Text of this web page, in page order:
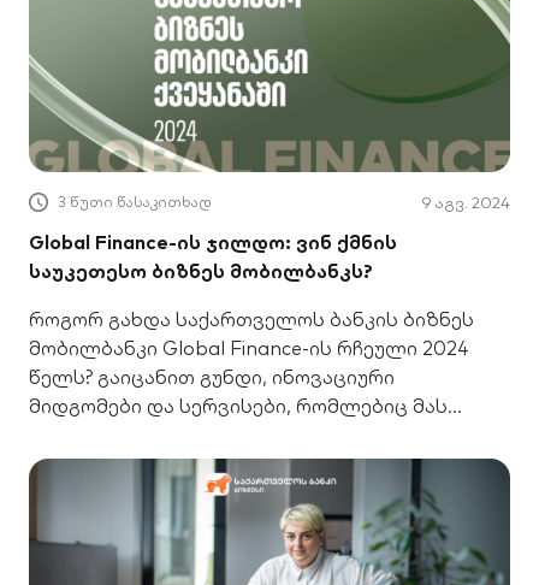
3 წუთი წასაკითხად 9 აგვ. 2024
Global Finance-ის ჯილდო: ვინ ქმნის
საუკეთესო ბიზნეს მობილბანკს?
როგორ გახდა საქართველოს ბანკის ბიზნეს
მობილბანკი Global Finance-ის რჩეული 2024
წელს? გაიცანით გუნდი, ინოვაციური
მიდგომები და სერვისები, რომლებიც მას